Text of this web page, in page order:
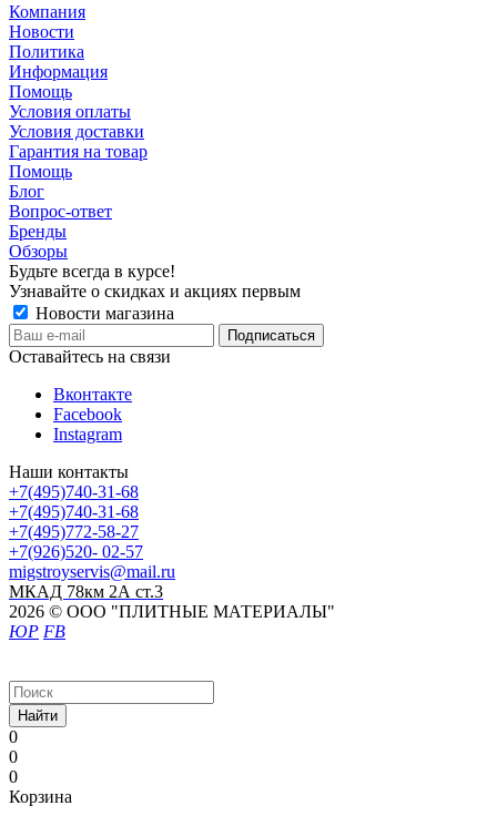
Компания
Новости
Политика
Информация
Помощь
Условия оплаты
Условия доставки
Гарантия на товар
Помощь
Блог
Вопрос-ответ
Бренды
Обзоры
Будьте всегда в курсе!
Узнавайте о скидках и акциях первым
Новости магазина
Оставайтесь на связи
Вконтакте
Facebook
Instagram
Наши контакты
+7(495)740-31-68
+7(495)740-31-68
+7(495)772-58-27
+7(926)520- 02-57
migstroyservis@mail.ru
МКАД 78км 2А ст.3
2026 © ООО "ПЛИТНЫЕ МАТЕРИАЛЫ"
ЮР FB
Найти
0
0
0
Корзина